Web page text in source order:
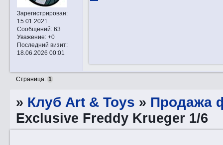
Зарегистрирован:
15.01.2021
Сообщений:63
Уважение: +0
Последний визит:
18.06.2026 00:01
Страница: 1
» Клуб Art & Toys » Продажа
Exclusive Freddy Krueger 1/6